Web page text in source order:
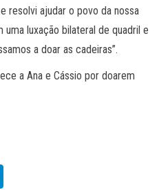
resolvi ajudar o povo da nossa
uma luxação bilateral de quadril e
a doar as cadeiras”.
a Ana e Cássio por doarem